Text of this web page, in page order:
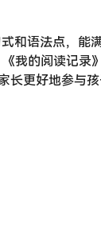
和语法点，能
我的阅读记录
长更好地参与